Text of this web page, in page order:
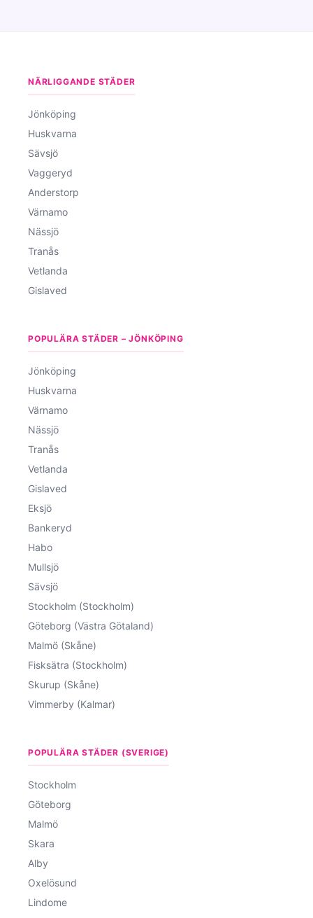
NÄRLIGGANDE STÄDER
Jönköping
Huskvarna
Sävsjö
Vaggeryd
Anderstorp
Värnamo
Nässjö
Tranås
Vetlanda
Gislaved
POPULÄRA STÄDER – JÖNKÖPING
Jönköping
Huskvarna
Värnamo
Nässjö
Tranås
Vetlanda
Gislaved
Eksjö
Bankeryd
Habo
Mullsjö
Sävsjö
Stockholm (Stockholm)
Göteborg (Västra Götaland)
Malmö (Skåne)
Fisksätra (Stockholm)
Skurup (Skåne)
Vimmerby (Kalmar)
POPULÄRA STÄDER (SVERIGE)
Stockholm
Göteborg
Malmö
Skara
Alby
Oxelösund
Lindome